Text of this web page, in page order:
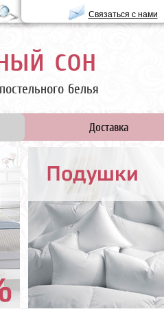
Связаться с нами
сон
белья
Доставка